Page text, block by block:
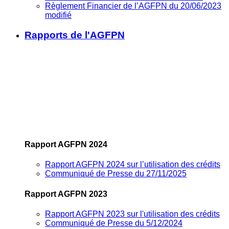
Règlement Financier de l’AGFPN du 20/06/2023
modifié
Rapports de l'AGFPN
Rapport AGFPN 2024
Rapport AGFPN 2024 sur l’utilisation des crédits
Communiqué de Presse du 27/11/2025
Rapport AGFPN 2023
Rapport AGFPN 2023 sur l'utilisation des crédits
Communiqué de Presse du 5/12/2024